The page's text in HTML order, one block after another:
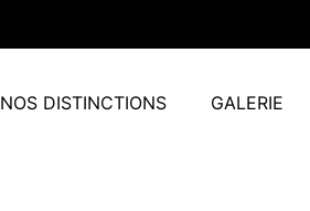
NOS DISTINCTIONS GALERIE